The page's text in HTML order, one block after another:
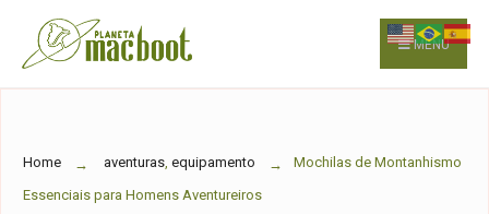
Skip
to
MENU
Home aventuras, equipamento
Mochilas de Montanhismo
Essenciais para Homens Aventureiros